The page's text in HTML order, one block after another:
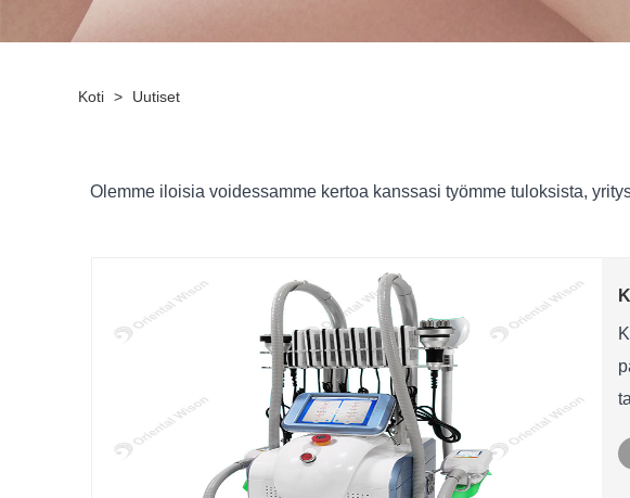
Koti > Uutiset
Olemme iloisia voidessamme kertoa kanssasi työmme tuloksista,